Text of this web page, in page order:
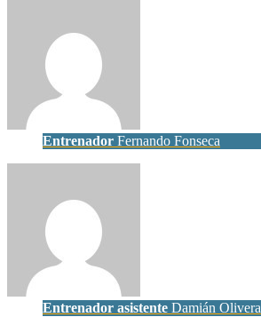
Entrenador Fernando Fonseca
Entrenador asistente Damián Olivera